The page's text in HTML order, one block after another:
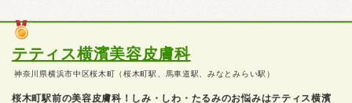
テティス横濱美容皮膚科
神奈川県横浜市中区桜木町（桜木町駅、馬車道駅、みなとみらい駅）
桜木町駅前の美容皮膚科！しみ・しわ・たるみのお悩みはテティス横濱